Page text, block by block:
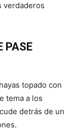
verdaderos
PASE
topado con
tema a los
detrás de un